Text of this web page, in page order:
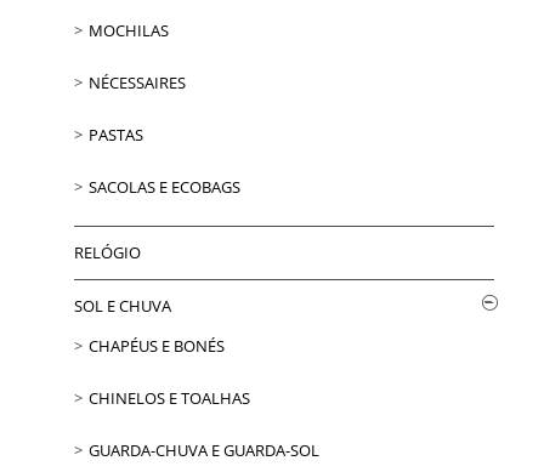
MOCHILAS
NÉCESSAIRES
PASTAS
SACOLAS E ECOBAGS
RELÓGIO
SOL E CHUVA
CHAPÉUS E BONÉS
CHINELOS E TOALHAS
GUARDA-CHUVA E GUARDA-SOL